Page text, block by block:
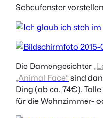
Schaufenster
Die Damengesichter
„Animal Face“ sind
Ding (ab ca. 74€).
für die Wohnzimmer-